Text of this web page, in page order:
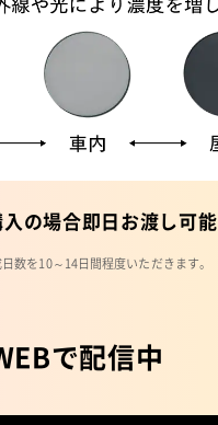
の場合即日お渡し可能
数を10～14日間程度いただきます。
で配信中